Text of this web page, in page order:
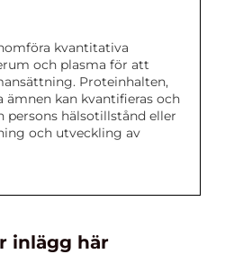
kvantitativa
och plasma för att
Proteinhalten,
ämnen kan kvantifieras och
hälsotillstånd eller
och utveckling av
inlägg här